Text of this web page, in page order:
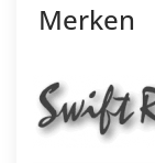
Merken